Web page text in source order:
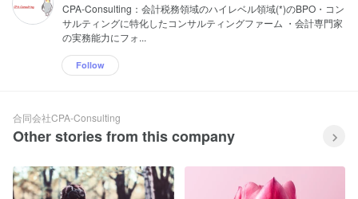
CPA-Consulting：会計税務領域のハイレベル領域(*)のBPO・コン
サルティングに特化したコンサルティングファーム ・会計専門家
の実務能力にフォ...
Follow
合同会社CPA-Consulting
Other stories from this company